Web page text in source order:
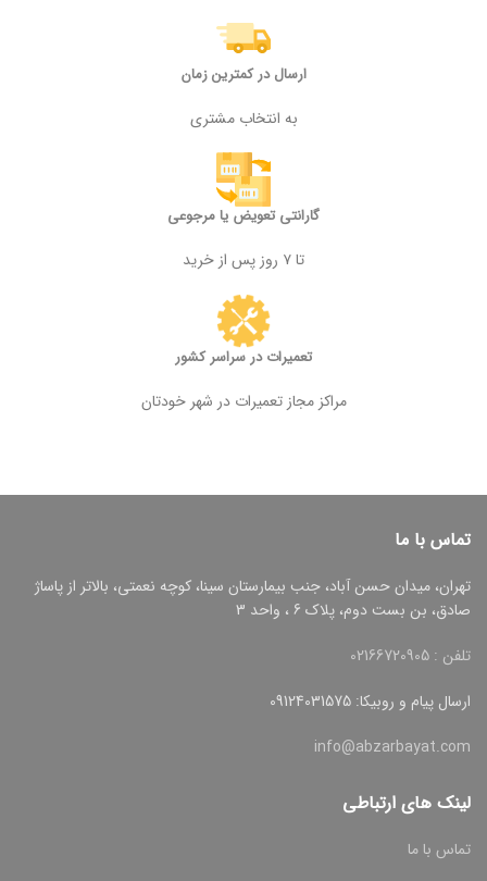
ارسال در کمترین زمان
به انتخاب مشتری
گارانتی تعویض یا مرجوعی
تا ۷ روز پس از خرید
تعمیرات در سراسر کشور
مراکز مجاز تعمیرات در شهر خودتان
تماس با ما
تهران، میدان حسن آباد، جنب بیمارستان سینا، کوچه نعمتی، بالاتر از پاساژ
صادق، بن بست دوم، پلاک 6 ، واحد 3
تلفن : 02166720905
ارسال پیام و روبیکا: 09124031575
info@abzarbayat.com
لینک های ارتباطی
تماس با ما